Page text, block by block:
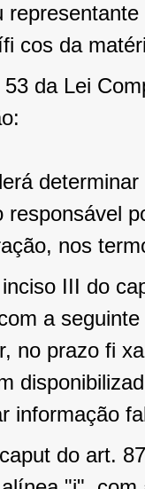
cos da
da Lei
responsável
nos
III do
a
no prazo fi
informação
do art.